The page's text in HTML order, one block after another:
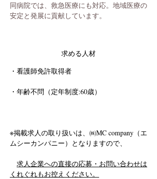
同病院では、救急医療にも対応。地域医療の
安定と発展に貢献しています。
求める人材
・看護師免許取得者
・年齢不問（定年制度:60歳）
※掲載求人の取り扱いは、㈱MC company（エ
ムシーカンパニー）となりますので、
求人企業への直接の応募・お問い合わせは
くれぐれもお控えください。